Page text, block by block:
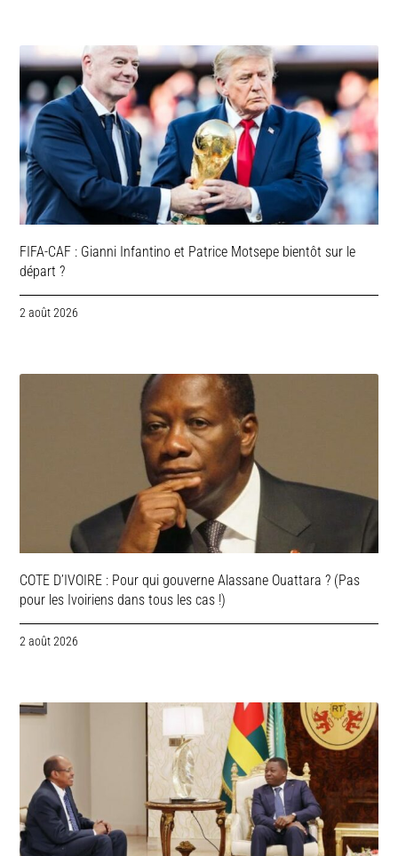
FIFA-CAF : Gianni Infantino et Patrice Motsepe bientôt sur le
départ ?
2 août 2026
COTE D’IVOIRE : Pour qui gouverne Alassane Ouattara ? (Pas
pour les Ivoiriens dans tous les cas !)
2 août 2026